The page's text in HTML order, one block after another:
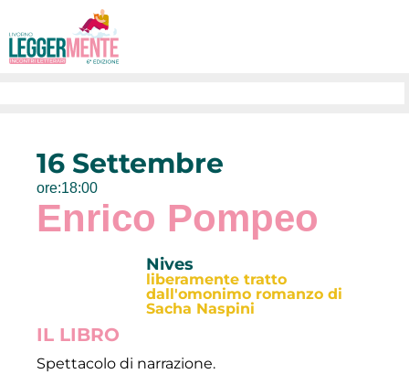
16 Settembre
ore:18:00
Enrico Pompeo
Nives
liberamente tratto
dall'omonimo romanzo di
Sacha Naspini
IL LIBRO
Spettacolo di narrazione.